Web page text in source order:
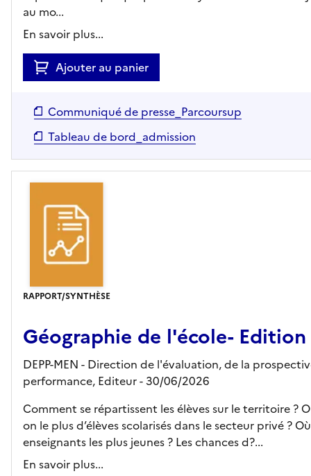
au mo...
En savoir plus...
Ajouter au panier
Communiqué de presse_Parcoursup
Tableau de bord_admission
RAPPORT/SYNTHÈSE
Géographie de l'école-
DEPP-MEN - Direction de l'évaluation, de la
performance, Editeur- 30/06/2026
Comment se répartissent les élèves sur le territoire ?
on le plus d’élèves scolarisés dans le secteur privé ?
enseignants les plus jeunes ? Les chances d?...
En savoir plus...